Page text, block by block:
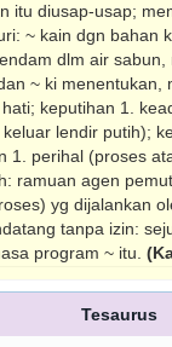
itu diusap-usap;
~ kain dgn bahan
dlm air
~ ki menentukan,
keputihan 1.
lendir putih);
1. perihal (proses
ramuan agen
yg dijalankan
tanpa izin:
program ~ itu.
Tesaurus